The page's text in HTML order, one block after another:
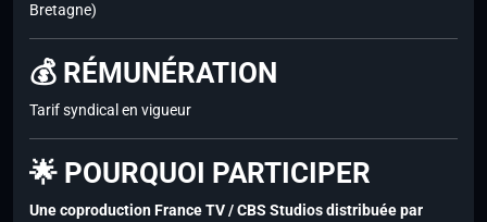
Bretagne)
💰 RÉMUNÉRATION
Tarif syndical en vigueur
🌟 POURQUOI PARTICIPER
Une coproduction France TV / CBS Studios distribuée par